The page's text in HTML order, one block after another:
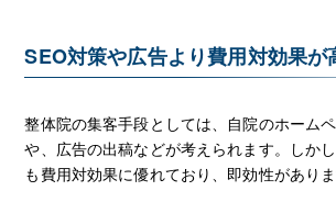
SEO対策や広告より費用対効果が
整体院の集客手段としては、自院のホーム
や、広告の出稿などが考えられます。しか
も費用対効果に優れており、即効性がありま